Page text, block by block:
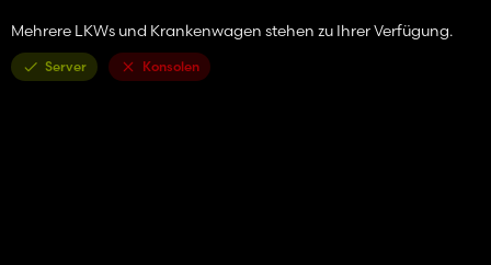
Mehrere LKWs und Krankenwagen stehen zu Ihrer Verfügung.
Server Konsolen